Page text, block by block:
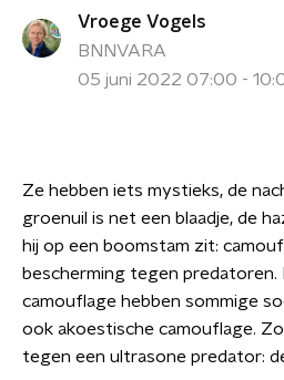
Vroege Vogels
BNNVARA
05 juni 2022 07:00 -
Ze hebben iets mystieks, de
groenuil is net een blaadje, de
hij op een boomstam zit:
bescherming tegen predatoren.
camouflage hebben sommige
ook akoestische camouflage.
tegen een ultrasone predator: